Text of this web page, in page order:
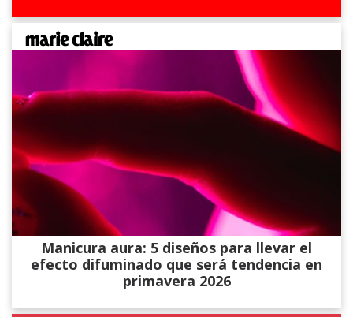
Manicura aura: 5 diseños para llevar el
efecto difuminado que será tendencia en
primavera 2026